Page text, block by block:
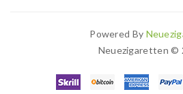
Powered By
Neuezigaretten ©